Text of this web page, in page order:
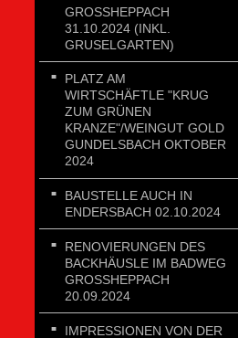
GROSSHEPPACH 3
1.10.2024 (INKL. G
RUSELGARTEN)
PLATZ AM
WIRTSCHÄFTLE "KRUG
ZUM GRÜNEN
KRANZE"/WEINGUT GOLD
GUNDELSBACH OKTOBER
2024
BAUSTELLE AUCH IN
ENDERSBACH 02.10.2024
RENOVIERUNGEN DES
BACKHÄUSLE IM BADWEG
GROSSHEPPACH 2
0.09.2024
IMPRESSIONEN VON DER